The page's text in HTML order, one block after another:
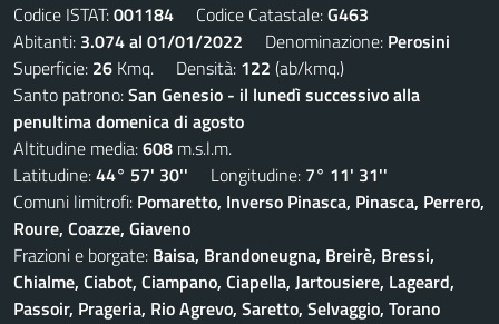
Codice ISTAT:001184 Codice Catastale:G463
Abitanti: 3.074 al 01/01/2022 Denominazione: Perosini
Superficie: 26 Kmq. Densità: 122 (ab/kmq.)
Santo patrono:San Genesio - il lunedì successivo alla
penultima domenica di agosto
Altitudine media:608 m.s.l.m.
Latitudine:44° 57' 30'' Longitudine: 7° 11' 31''
Comuni limitrofi: Pomaretto, Inverso Pinasca, Pinasca, Perrero,
Roure, Coazze, Giaveno
Frazioni e borgate: Baisa, Brandoneugna, Breirè, Bressi,
Chialme, Ciabot, Ciampano, Ciapella, Jartousiere, Lageard,
Passoir, Prageria, Rio Agrevo, Saretto, Selvaggio, Torano